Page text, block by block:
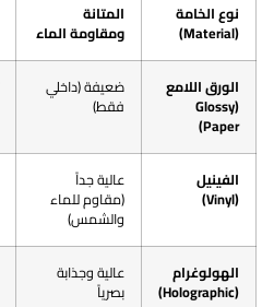
نوع الخامة
(Material)
المتانة
ومقاومة الماء
الورق اللامع
(Glossy
Paper)
ضعيفة (داخلي
فقط)
الفينيل
(Vinyl)
عالية جداً
(مقاوم للماء
والشمس)
الهولوغرام
(Holographic)
عالية وجذابة
بصرياً